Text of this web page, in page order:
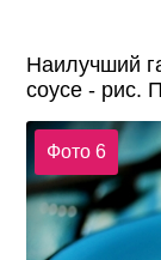
Наилучший
соусе - рис.
Фото 6